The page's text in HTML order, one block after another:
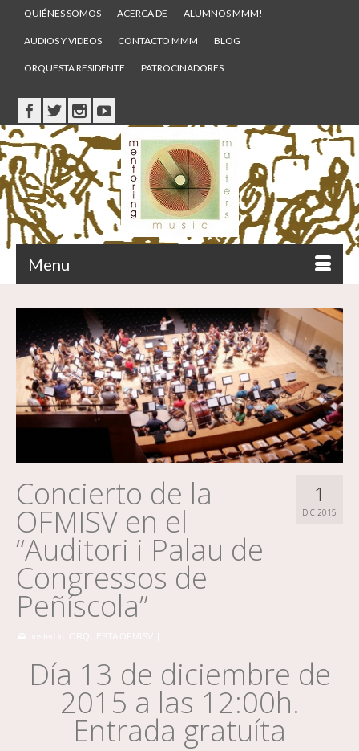
QUIÉNES SOMOS ACERCA DE ALUMNOS MMM!
AUDIOS Y VIDEOS CONTACTO MMM BLOG
ORQUESTA RESIDENTE PATROCINADORES
Menu
1
DIC 2015
Concierto de la
OFMISV en el
“Auditori i Palau de
Congressos de
Peñíscola”
Día 13 de diciembre de
2015 a las 12:00h.
Entrada gratuíta